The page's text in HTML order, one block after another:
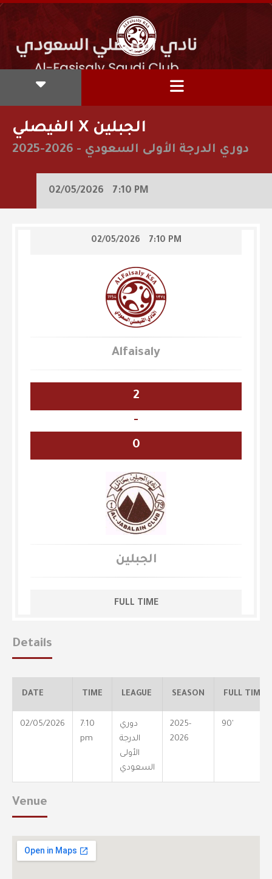
الفيصلي X الجبلين
2025-2026 - دوري الدرجة الأولى السعودي
02/05/2026 7:10 PM
02/05/2026 7:10 PM
Alfaisaly
2
-
0
الجبلين
FULL TIME
Details
DATE TIME LEAGUE SEASON FULL TIME
02/05/2026
7:10
pm
دوري
الدرجة
الأولى
السعودي
2025-
2026
90'
Venue